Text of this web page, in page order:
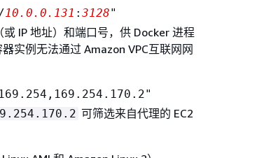
10.0.0.131 : 3128"
IP 地址）和端口号，供 Docker 进程
实例无法通过 Amazon VPC互联网网
可筛选来自代理的 EC2